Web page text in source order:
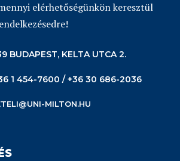
elérhetőségünkön keresztül
BUDAPEST, KELTA UTCA 2.
1 454-7600 / +36 30 686-2036
MILTON.HU